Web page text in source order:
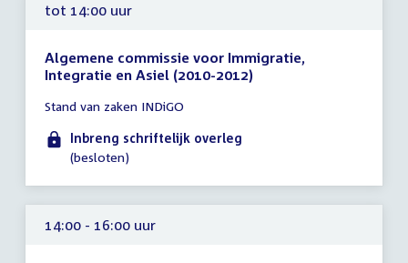
tot 14:00 uur
Algemene commissie voor Immigratie,
Integratie en Asiel (2010-2012)
vergadering
tot
14:00
Stand van zaken INDiGO
Inbreng schriftelijk overleg
(besloten)
14:00 - 16:00 uur